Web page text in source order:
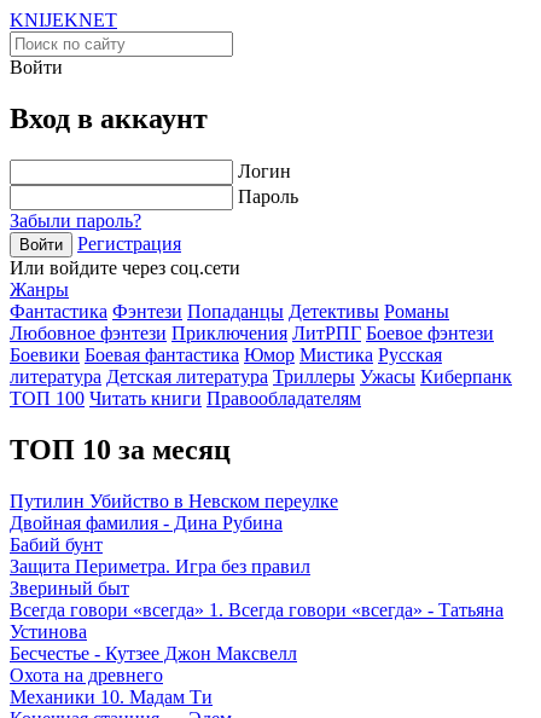
KNIJEKNET
Войти
Вход в аккаунт
Логин
Пароль
Забыли пароль?
Войти
Регистрация
Или войдите через соц.сети
Жанры
Фантастика Фэнтези Попаданцы Детективы Романы
Любовное фэнтези Приключения ЛитРПГ Боевое фэнтези
Боевики Боевая фантастика Юмор Мистика Русская
литература Детская литература Триллеры Ужасы Киберпанк
ТОП 100 Читать книги Правообладателям
ТОП 10 за месяц
Путилин Убийство в Невском переулке
Двойная фамилия - Дина Рубина
Бабий бунт
Защита Периметра. Игра без правил
Звериный быт
Всегда говори «всегда» 1. Всегда говори «всегда» - Татьяна
Устинова
Бесчестье - Кутзее Джон Максвелл
Охота на древнего
Механики 10. Мадам Ти